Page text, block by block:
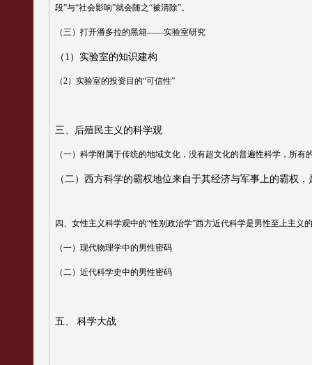
段”与“社会影响”就会随之“被清除”。
（三）打开潘多拉的黑箱——实验室研究
（ 1 ）实验室的知识建构
（2）实验室的投资目的“可信性”
三、 后殖民主义的科学观
（一）科学附属于传统的地域文化，没有超文化的普遍性科学，所有
（二）西方科学的霸权地位来自于其经济与军事上的霸权
四、女性主义科学观中的“性别政治学”西方近代科学是男性至上主义
（一）现代物理学中的男性密码
（二）近代科学史中的男性密码
五、 科学大战